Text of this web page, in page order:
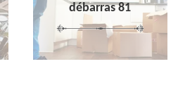
débarras 81